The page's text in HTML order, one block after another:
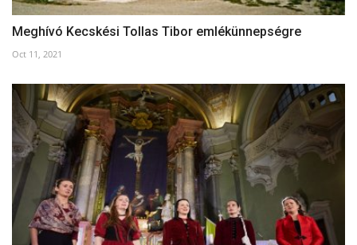
Meghívó Kecskési Tollas Tibor emlékünnepségre
Oct 11, 2021